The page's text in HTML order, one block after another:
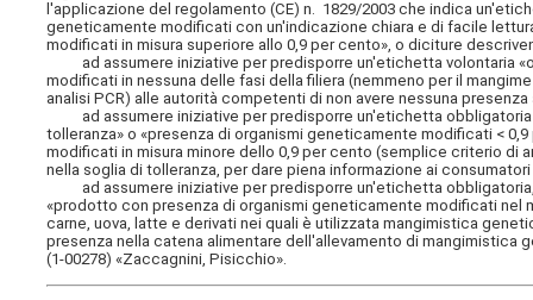
l'applicazione del regolamento (CE) n. 1829/2003 che indica
geneticamente modificati con un'indicazione chiara e di facile
modificati in misura superiore allo 0,9 per cento», o diciture
ad assumere iniziative per predisporre un'etichetta volontaria
modificati in nessuna delle fasi della filiera (nemmeno per il
analisi PCR) alle autorità competenti di non avere nessuna
ad assumere iniziative per predisporre un'etichetta obbligatoria
tolleranza» o «presenza di organismi geneticamente modificati <
modificati in misura minore dello 0,9 per cento (semplice criterio di
nella soglia di tolleranza, per dare piena informazione ai
ad assumere iniziative per predisporre un'etichetta
«prodotto con presenza di organismi geneticamente modificati nel
carne, uova, latte e derivati nei quali è utilizzata mangimistica
presenza nella catena alimentare dell'allevamento di mangimistica
(1-00278) «Zaccagnini, Pisicchio».